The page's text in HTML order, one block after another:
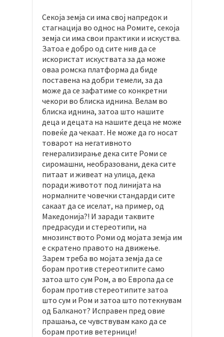
Секоја земја си има свој напредок и
стагнација во однос на Ромите, секоја
земја си има свои практики и искуства.
Затоа е добро од сите нив да се
искористат искуствата за да може
оваа ромска платформа да биде
поставена на добри темели, за да
може да се зафатиме со конкретни
чекори во блиска иднина. Велам во
блиска иднина, затоа што нашите
деца и децата на нашите деца не може
повеќе да чекаат. Не може да го носат
товарот на негативното
генерализирање дека сите Роми се
сиромашни, необразовани, дека сите
питаат и живеат на улица, дека
поради животот под линијата на
нормалните човечки стандарди сите
сакаат да се иселат, на пример, од
Македонија?! И заради таквите
предрасуди и стереотипи, на
мнозинството Роми од мојата земја им
е скратено правото на движење.
Зарем треба во мојата земја да се
борам против стереотипите само
затоа што сум Ром, а во Европа да се
борам против стереотипите затоа
што сум и Ром и затоа што потекнувам
од Балканот? Исправен пред овие
прашања, се чувствувам како да се
борам против ветерници!